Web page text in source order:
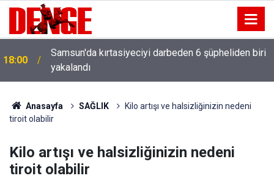
18:00
Samsun'da kırtasiyeciyi darbeden 6 şüpheliden biri
yakalandı
Anasayfa SAĞLIK
Kilo artışı ve halsizliğinizin nedeni
tiroit olabilir
Kilo artışı ve halsizliğinizin nedeni
tiroit olabilir